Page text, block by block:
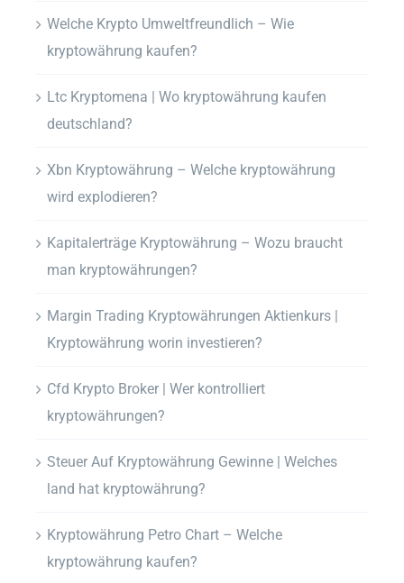
Welche Krypto Umweltfreundlich – Wie
kryptowährung kaufen?
Ltc Kryptomena | Wo kryptowährung kaufen
deutschland?
Xbn Kryptowährung – Welche kryptowährung
wird explodieren?
Kapitalerträge Kryptowährung – Wozu braucht
man kryptowährungen?
Margin Trading Kryptowährungen Aktienkurs |
Kryptowährung worin investieren?
Cfd Krypto Broker | Wer kontrolliert
kryptowährungen?
Steuer Auf Kryptowährung Gewinne | Welches
land hat kryptowährung?
Kryptowährung Petro Chart – Welche
kryptowährung kaufen?